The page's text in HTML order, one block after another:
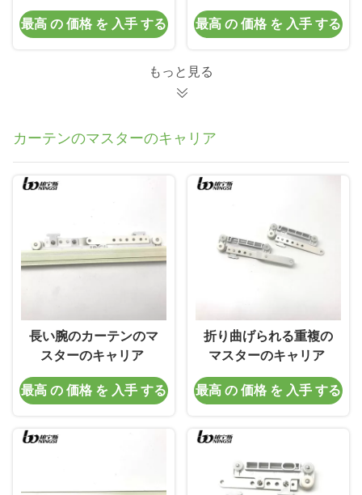
ンのValanceの柵ブラ
ケット
最高 の 価格 を 入手 する
カーテンの引きのため
の調節可能なブラケッ
最高 の 価格 を 入手 する
もっと見る
カーテンのマスターのキャリア
長い腕のカーテンのマ
スターのキャリア
最高 の 価格 を 入手 する
折り曲げられる重複の
マスターのキャリア
最高 の 価格 を 入手 する